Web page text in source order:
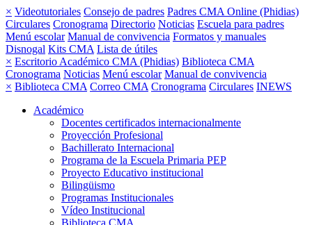
× Videotutoriales Consejo de padres Padres CMA Online (Phidias)
Circulares Cronograma Directorio Noticias Escuela para padres
Menú escolar Manual de convivencia Formatos y manuales
Disnogal Kits CMA Lista de útiles
× Escritorio Académico CMA (Phidias) Biblioteca CMA
Cronograma Noticias Menú escolar Manual de convivencia
× Biblioteca CMA Correo CMA Cronograma Circulares INEWS
Académico
Docentes certificados internacionalmente
Proyección Profesional
Bachillerato Internacional
Programa de la Escuela Primaria PEP
Proyecto Educativo institucional
Bilingüismo
Programas Institucionales
Vídeo Institucional
Biblioteca CMA